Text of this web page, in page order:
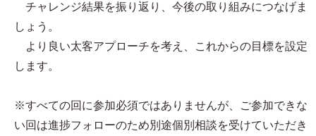
チャレンジ結果を振り返り、今後の取り組みにつなげま
しょう。
より良い太客アプローチを考え、これからの目標を設定
します。
※すべての回に参加必須ではありませんが、ご参加できな
い回は進捗フォローのため別途個別相談を受けていただき